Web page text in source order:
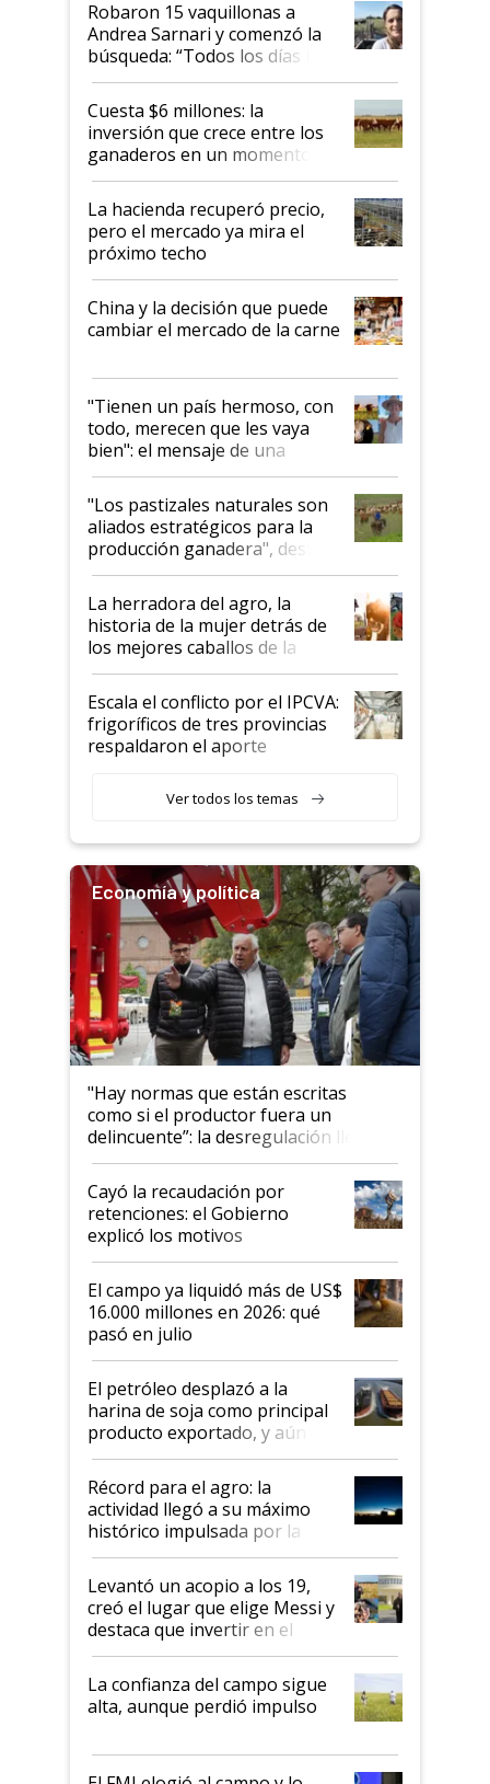
Robaron 15 vaquillonas a
Andrea Sarnari y comenzó la
búsqueda: “Todos los días le
toca a algún productor”
Cuesta $6 millones: la
inversión que crece entre los
ganaderos en un momento
histórico para la actividad
La hacienda recuperó precio,
pero el mercado ya mira el
próximo techo
China y la decisión que puede
cambiar el mercado de la carne
"Tienen un país hermoso, con
todo, merecen que les vaya
bien": el mensaje de una
ganadera uruguaya sobre las
oportunidades que se abren
para el agro en Argentina, con
foco en la carne
"Los pastizales naturales son
aliados estratégicos para la
producción ganadera", destaca
la iniciativa que ya reúne a 46
establecimientos en Argentina
La herradora del agro, la
historia de la mujer detrás de
los mejores caballos de la
Argentina y los mitos que
todavía hacen sufrir a estos
animales: "Mientras me
descalificaban, yo seguí
haciendo currículum"
Escala el conflicto por el IPCVA:
frigoríficos de tres provincias
respaldaron el aporte
Ver todos los temas
Economía y política
"Hay normas que están escritas
como si el productor fuera un
delincuente”: la desregulación llegó
al Congreso Aapresid y hasta se
habló del financiamiento al IPCVA
Cayó la recaudación por
retenciones: el Gobierno
explicó los motivos
El campo ya liquidó más de US$
16.000 millones en 2026: qué
pasó en julio
El petróleo desplazó a la
harina de soja como principal
producto exportado, y aún así
el agro aportó casi seis de cada
diez dólares y sostuvo el
liderazgo en un semestre
récord
Récord para el agro: la
actividad llegó a su máximo
histórico impulsada por la
cosecha y las exportaciones
Levantó un acopio a los 19,
creó el lugar que elige Messi y
destaca que invertir en el
kirchnerismo era como "darle
plata a un hijo para droga":
Juan Félix Rossetti, el libertario
que de una dura crisis salió
de Milei
La confianza del campo sigue
alta, aunque perdió impulso